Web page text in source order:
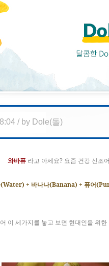
/ by Dole(돌)
와바퓨 라고 아세요? 요즘 건강 신조
(Water) + 바나나(Banana) + 퓨어
이 세가지를 놓고 보면 현대인을 위한